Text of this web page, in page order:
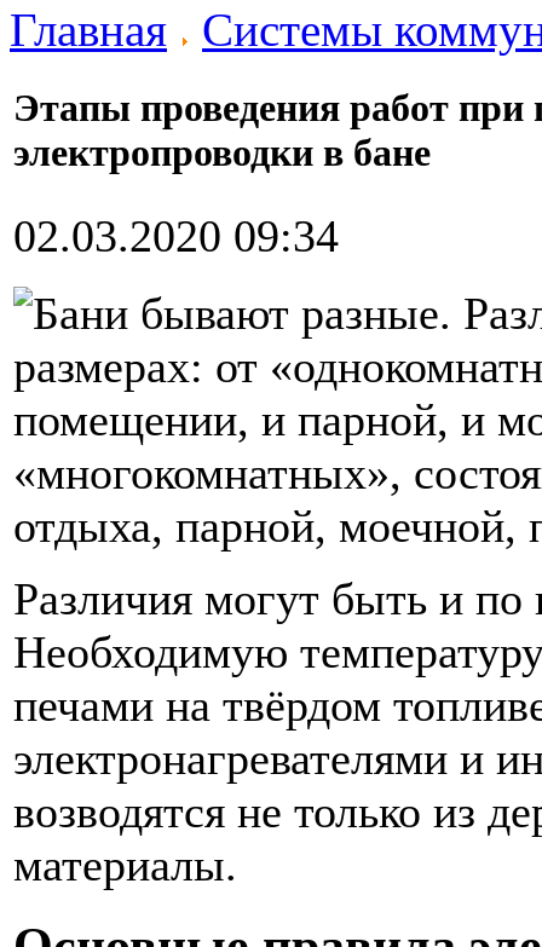
Главная Системы
Этапы проведения работ при
электропроводки в бане
02.03.2020 09:34
Бани бывают разные.
размерах: от
помещении, и парной, и
«многокомнатных»,
отдыха, парной, моечной,
Различия могут быть и по
Необходимую
печами на твёрдом
электронагревателями и
возводятся не только из
материалы.